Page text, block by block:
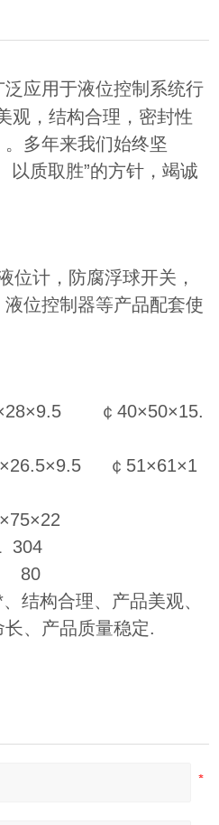
泛应用于液位控制系统行
观，结构合理，密封性
多年来我们始终坚
以质取胜”的方针，竭诚
计，防腐浮球开关，
位控制器等产品配套使
￠40×50×15.
￠51×61×1
304
80
结构合理、产品美观、
、产品质量稳定.